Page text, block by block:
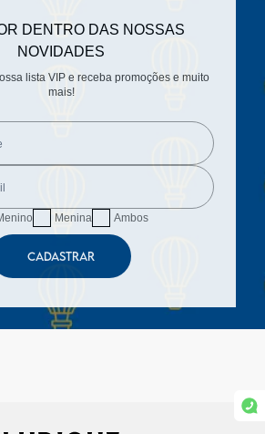
DENTRO DAS NOSSAS
NOVIDADES
lista VIP e receba promoções e muito
mais!
Menina Ambos
CADASTRAR